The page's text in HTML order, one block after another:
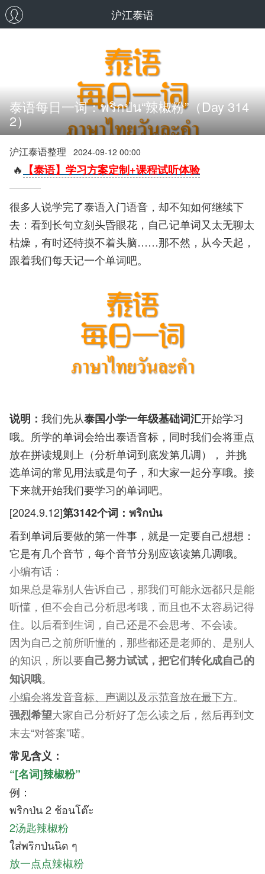
沪江泰语
泰语每日一词：พริกป่น“辣椒粉”（Day 314
2）
沪江泰语整理 2024-09-12 00:00
🔥 【泰语】学习方案定制+课程试听体验
很多人说学完了泰语入门语音，却不知如何继续下
去：看到长句立刻头昏眼花，自己记单词又太无聊太
枯燥，有时还特摸不着头脑……那不然，从今天起，
跟着我们每天记一个单词吧。
说明： 我们先从泰国小学一年级基础词汇开始学习
哦。所学的单词会给出泰语音标，同时我们会将重点
放在拼读规则上（分析单词到底发第几调）， 并挑
选单词的常见用法或是句子，和大家一起分享哦。接
下来就开始我们要学习的单词吧。
[2024.9.12]第3142个词：พริกป่น
看到单词后要做的第一件事，就是一定要自己想想：
它是有几个音节，每个音节分别应该读第几调哦。
小编有话：
如果总是靠别人告诉自己，那我们可能永远都只是能
听懂，但不会自己分析思考哦，而且也不太容易记得
住。 以后看到生词，自己还是不会思考、不会读。
因为自己之前所听懂的，那些都还是老师的、是别人
的知识，所以要自己努力试试，把它们转化成自己的
知识哦。
小编会将发音音标、声调以及示范音放在最下方。
强烈希望大家自己分析好了怎么读之后，然后再到文
末去“对答案”喏。
常见含义：
“[名词]辣椒粉”
例：
พริกป่น 2 ช้อนโต๊ะ
2汤匙辣椒粉
ใส่พริกป่นนิด ๆ
放一点点辣椒粉